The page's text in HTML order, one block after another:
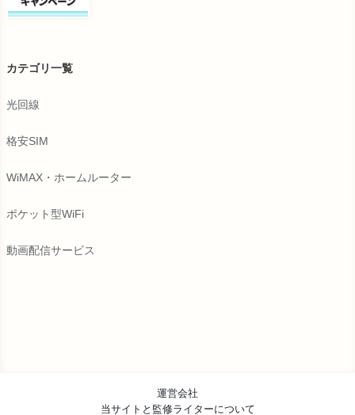
カテゴリ一覧
光回線
格安SIM
WiMAX・ホームルーター
ポケット型WiFi
動画配信サービス
運営会社
当サイトと監修ライターについて